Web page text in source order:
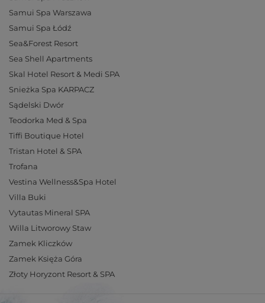
Samui Spa Warszawa
Samui Spa Łódź
Sea&Forest Resort
Sea Shell Apartments
Skal Hotel Resort & Medi SPA
Snieżka Spa KARPACZ
Sądelski Dwór
Teodorka Med & Spa
Tiffi Boutique Hotel
Tristan Hotel & SPA
Trofana
Vestina Wellness&Spa Hotel
Villa Buki
Vytautas Mineral SPA
Willa Litworowy Staw
Zamek Kliczków
Zamek Księża Góra
Złoty Horyzont Resort & SPA